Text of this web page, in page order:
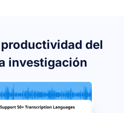
del
investigación